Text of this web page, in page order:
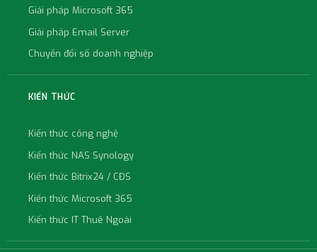
Giải pháp Microsoft 365
Giải pháp Email Server
Chuyển đổi số doanh nghiệp
KIẾN THỨC
Kiến thức công nghệ
Kiến thức NAS Synology
Kiến thức Bitrix24 / CĐS
Kiến thức Microsoft 365
Kiến thức IT Thuê Ngoài